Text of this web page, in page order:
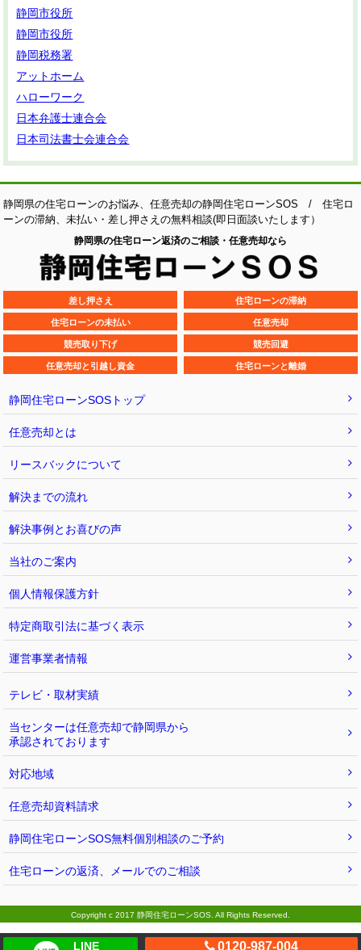
静岡市役所
静岡市役所
静岡税務署
アットホーム
ハローワーク
日本弁護士連合会
日本司法書士会連合会
静岡県の住宅ローンのお悩み、任意売却の静岡住宅ローンSOS / 住宅ロ
ーンの滞納、未払い・差し押さえの無料相談(即日面談いたします）
静岡県の住宅ローン返済のご相談・任意売却なら
住宅ローンの滞納
差し押さえ
任意売却
住宅ローンの未払い
競売回避
競売取り下げ
住宅ローンと離婚
任意売却と引越し資金
静岡住宅ローンSOSトップ
任意売却とは
リースバックについて
解決までの流れ
解決事例とお喜びの声
当社のご案内
個人情報保護方針
特定商取引法に基づく表示
運営事業者情報
テレビ・取材実績
当センターは任意売却で静岡県から
承認されております
対応地域
任意売却資料請求
静岡住宅ローンSOS無料個別相談のご予約
住宅ローンの返済、メールでのご相談
Copyright c 2017 静岡住宅ローンSOS. All Rights Reserved.
LINE 0120-987-004